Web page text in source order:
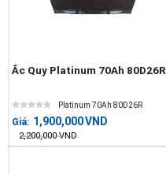
Ắc Quy Platinum 70Ah 80D26R
Platinum 70Ah 80D26R
Giá: 1,900,000VND
2,200,000 VND